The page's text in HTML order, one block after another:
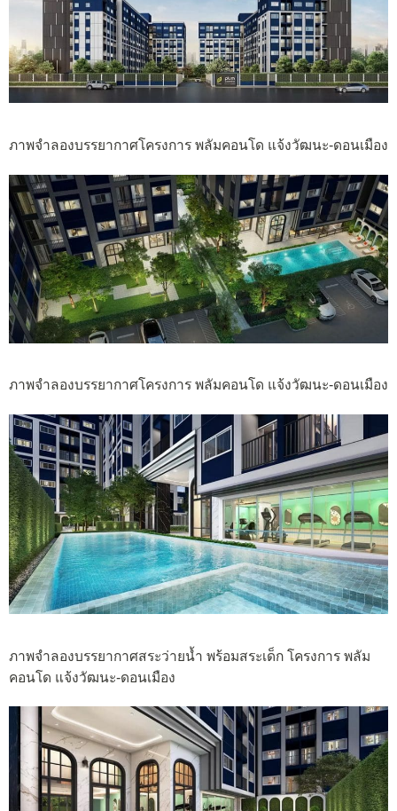
ภาพจำลองบรรยากาศโครงการ พลัมคอนโด แจ้งวัฒนะ-ดอนเมือง
ภาพจำลองบรรยากาศโครงการ พลัมคอนโด แจ้งวัฒนะ-ดอนเมือง
ภาพจำลองบรรยากาศสระว่ายน้ำ พร้อมสระเด็ก โครงการ พลัม
คอนโด แจ้งวัฒนะ-ดอนเมือง